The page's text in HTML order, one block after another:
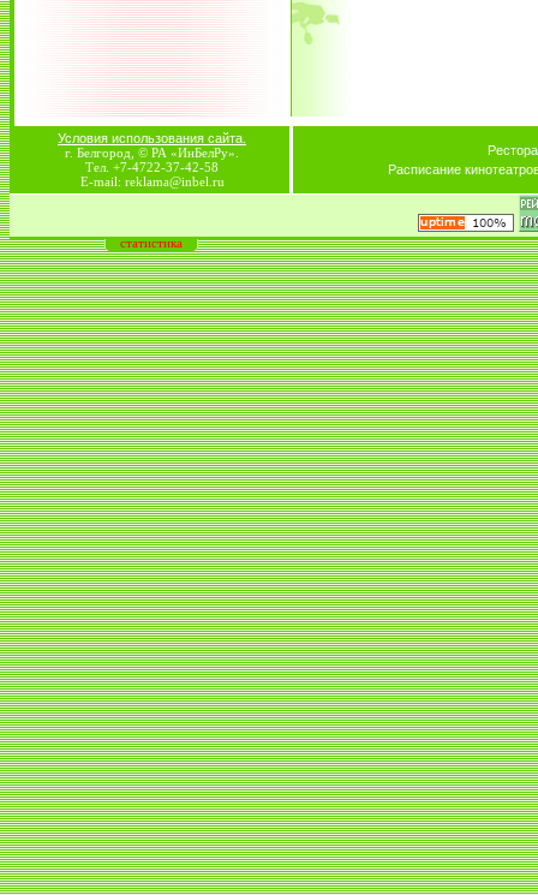
Условия использования сайта.
г. Белгород, © РА «ИнБелРу».
Тел. +7-4722-37-42-58
E-mail: reklama@inbel.ru
Расписание
статистика